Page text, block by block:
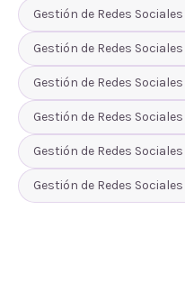
Gestión de Redes Sociales
Gestión de Redes Sociales
Gestión de Redes Sociales
Gestión de Redes Sociales
Gestión de Redes Sociales
Gestión de Redes Sociales